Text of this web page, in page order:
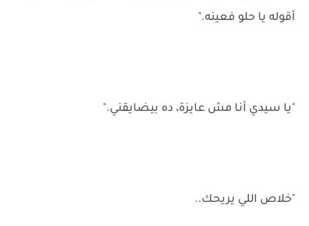
أقوله يا حلو فعينه."
"يا سيدي أنا مش عايزة، ده بيضايقني."
"خلاص اللي يريحك..